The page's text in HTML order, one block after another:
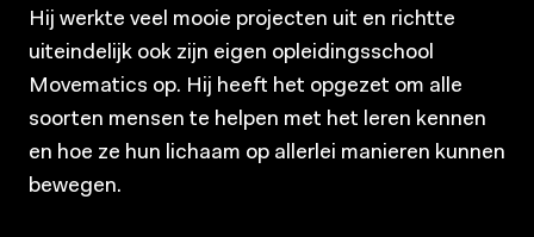
Hij werkte veel mooie projecten uit en richtte
uiteindelijk ook zijn eigen opleidingsschool
Movematics op. Hij heeft het opgezet om alle
soorten mensen te helpen met het leren kennen
en hoe ze hun lichaam op allerlei manieren kunnen
bewegen.